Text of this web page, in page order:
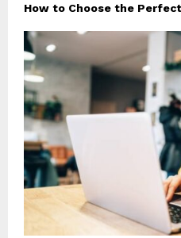
How to Choose the